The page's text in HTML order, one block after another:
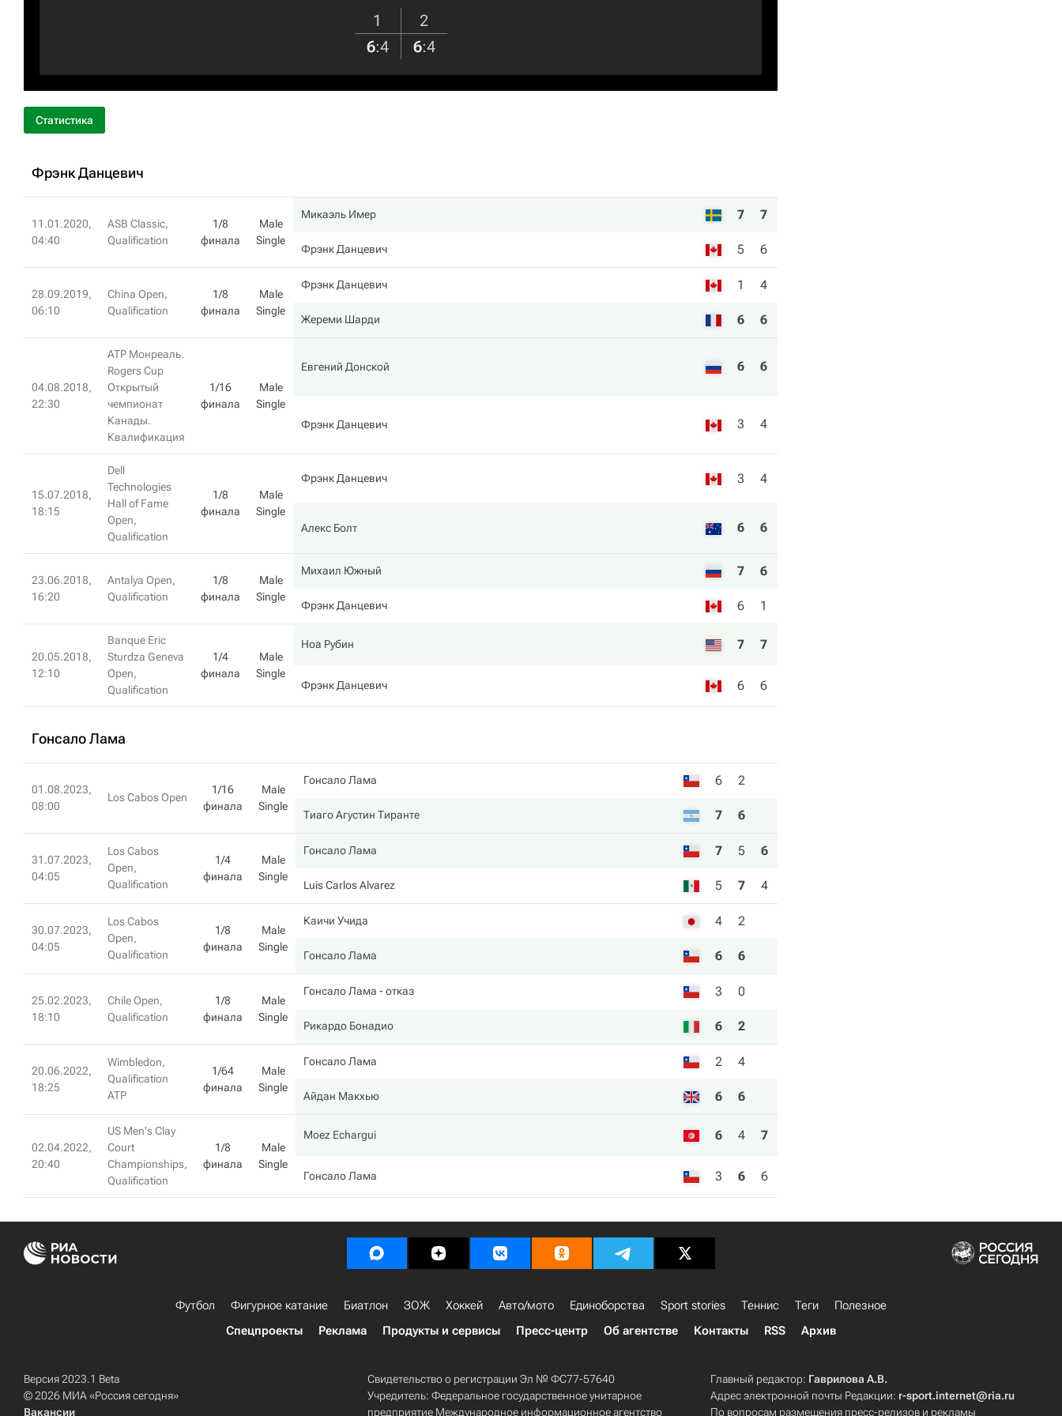
1
2
6:4 6:4
Статистика
Фрэнк Данцевич
11.01.2020,
04:40
ASB Classic,
Qualification
1/8
финала
Male
Single
Микаэль Имер 7 7
Фрэнк Данцевич 5 6
28.09.2019,
06:10
China Open,
Qualification
1/8
финала
Male
Single
Фрэнк Данцевич 1 4
Жереми Шарди 6 6
04.08.2018,
22:30
ATP Монреаль.
Rogers Cup
Открытый
чемпионат
Канады.
Квалификация
1/16
финала
Male
Single
Евгений Донской 6 6
Фрэнк Данцевич 3 4
15.07.2018,
18:15
Dell
Technologies
Hall of Fame
Open,
Qualification
1/8
финала
Male
Single
Фрэнк Данцевич 3 4
Алекс Болт 6 6
23.06.2018,
16:20
Antalya Open,
Qualification
1/8
финала
Male
Single
Михаил Южный 7 6
Фрэнк Данцевич 6 1
20.05.2018,
12:10
Banque Eric
Sturdza Geneva
Open,
Qualification
1/4
финала
Male
Single
Ноа Рубин 7 7
Фрэнк Данцевич 6 6
Гонсало Лама
01.08.2023,
08:00
Los Cabos Open
1/16
финала
Male
Single
Гонсало Лама 6 2
Тиаго Агустин Тиранте 7 6
31.07.2023,
04:05
Los Cabos
Open,
Qualification
1/4
финала
Male
Single
Гонсало Лама 7 5 6
Luis Carlos Alvarez 5 7 4
30.07.2023,
04:05
Los Cabos
Open,
Qualification
1/8
финала
Male
Single
Каичи Учида 4 2
Гонсало Лама 6 6
25.02.2023,
18:10
Chile Open,
Qualification
1/8
финала
Male
Single
Гонсало Лама - отказ 3 0
Рикардо Бонадио 6 2
20.06.2022,
18:25
Wimbledon,
Qualification
ATP
1/64
финала
Male
Single
Гонсало Лама 2 4
Айдан Макхью 6 6
02.04.2022,
20:40
US Men's Clay
Court
Championships,
Qualification
1/8
финала
Male
Single
Moez Echargui 6 4 7
Гонсало Лама 3 6 6
Футбол Фигурное катание Биатлон ЗОЖ Хоккей Авто/мото Единоборства Sport stories Теннис Теги
Полезное
Спецпроекты
Реклама Продукты и сервисы Пресс-центр Об агентстве Контакты RSS Архив
Версия 2023.1 Beta
© 2026 МИА «Россия сегодня»
Вакансии
Свидетельство о регистрации Эл № ФС77-57640
Учредитель: Федеральное государственное унитарное
предприятие Международное информационное агентство
Главный редактор: Гаврилова А.В.
Адрес электронной почты Редакции: r-sport.internet@ria.ru
По вопросам размещения пресс-релизов и рекламы